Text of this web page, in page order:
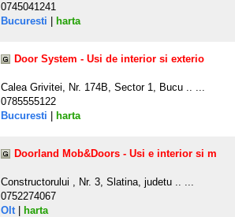
0745041241
Bucuresti
harta
Door System - Usi de interior si exterio
Calea Grivitei, Nr. 174B, Sector 1, Bucu .. ...
0785555122
Bucuresti
harta
Doorland Mob&Doors - Usi e interior si m
Constructorului , Nr. 3, Slatina, judetu .. ...
0752274067
Olt| harta